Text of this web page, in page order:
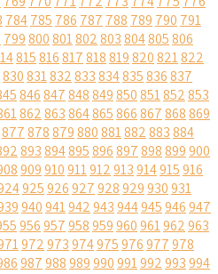
784785 786 787 788 789 790 791
799800801802803804805806
815816817818819820821822
830831832833834835836837
846847848849850851852853
862863864865866867868869
877878879880881882883884
893894895896897898899900
909910911912913914915916
925926927928929930931
940941942943944945946947
956957958959960961962963
972973974975976977978
987988989990991992993994